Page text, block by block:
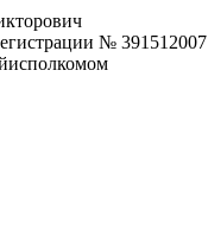
№ 391512007